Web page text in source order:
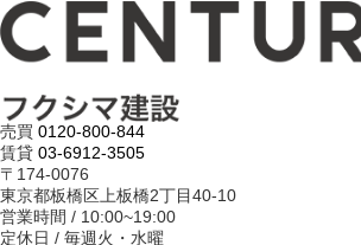
売買 0120-800-844
賃貸 03-6912-3505
〒174-0076
東京都板橋区上板橋2丁目40-10
営業時間 / 10:00~19:00
定休日 / 毎週火・水曜